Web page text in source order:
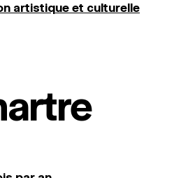
artistique et culturelle